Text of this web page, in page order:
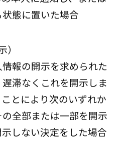
態に置いた場合
報の開示を求められた
滞なくこれを開示しま
とにより次のいずれか
全部または一部を開示
しない決定をした場合